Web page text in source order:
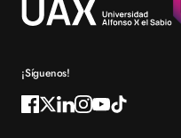
Reconocimientos
¡Síguenos!